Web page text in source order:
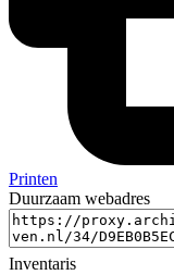
Printen
Duurzaam webadres
Inventaris